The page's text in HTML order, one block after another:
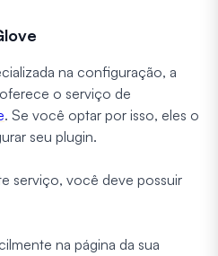
na configuração, a
o serviço de
. Se você optar por isso, eles o
seu plugin.
serviço, você deve possuir
na página da sua